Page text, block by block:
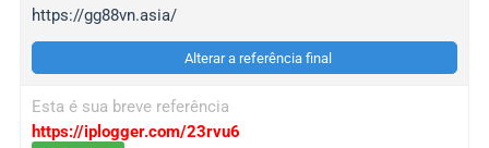
https://gg88vn.asia/
Alterar a referência final
Esta é sua breve referência
https://iplogger.com/23rvu6